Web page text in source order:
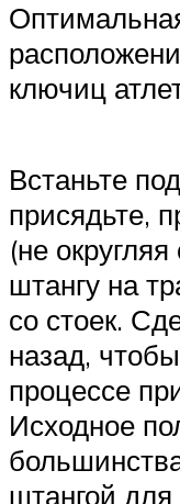
ключиц
Встаньте
присядьте,
(не
штангу на
со стоек.
назад,
процессе
Исходное
штангой